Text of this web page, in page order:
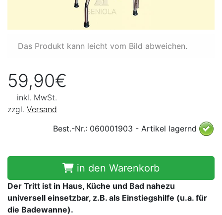
Das Produkt kann leicht vom Bild abweichen.
59,90€
inkl. MwSt.
zzgl. Versand
Best.-Nr.: 060001903 - Artikel lagernd
in den Warenkorb
Der Tritt ist in Haus, Küche und Bad nahezu
universell einsetzbar, z.B. als Einstiegshilfe (u.a. für
die Badewanne).